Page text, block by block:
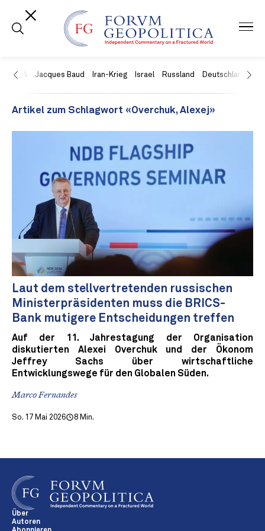
USA Jacques Baud Iran-Krieg Israel Russland Deutschland
Artikel zum Schlagwort «Overchuk, Alexej»
Laut dem stellvertretenden russischen
Ministerpräsidenten muss die BRICS-
Bank mutigere Entscheidungen treffen
Auf der 11. Jahrestagung der Organisation
diskutierten Alexei Overchuk und der Ökonom
Jeffrey Sachs über wirtschaftliche
Entwicklungswege für den Globalen Süden.
Marco Fernandes
So. 17 Mai 2026 8 Min.
Über
Autoren